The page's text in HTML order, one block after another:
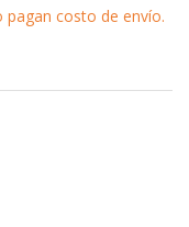
pagan costo de envío.